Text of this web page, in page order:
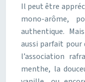
Il peut être
mono-arôme,
authentique.
aussi parfait pour
l’association
menthe, la